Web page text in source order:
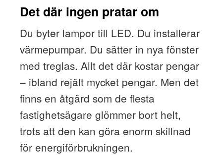
Det där ingen pratar om
Du byter lampor till LED. Du installerar
värmepumpar. Du sätter in nya fönster
med treglas. Allt det där kostar pengar
– ibland rejält mycket pengar. Men det
finns en åtgärd som de flesta
fastighetsägare glömmer bort helt,
trots att den kan göra enorm skillnad
för energiförbrukningen.